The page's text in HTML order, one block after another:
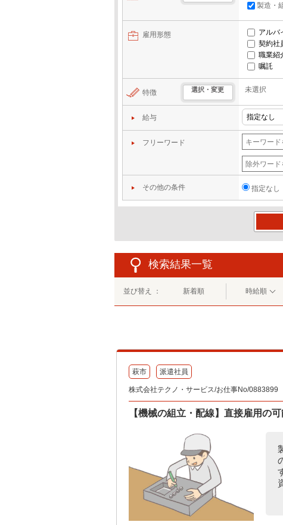
製造・
雇用形態 アルバ
契約社
職業紹
嘱託
特徴 選択・変更 未選択
給与
フリーワード
その他の条件 指定なし
検索結果一覧
並び替え ： 新着順 時給順
萩市 派遣社員
株式会社テクノ・サービス/お仕事No/0883899
【機械の組立・配線】直接雇用の